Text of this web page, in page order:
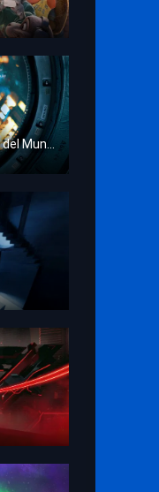
Proyecto Salvación (Proyecto Fin del Mundo)